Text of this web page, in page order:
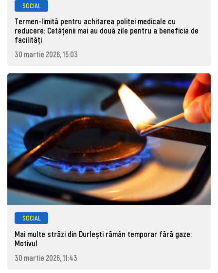
SOCIAL
Termen-limită pentru achitarea poliței medicale cu
reducere: Cetățenii mai au două zile pentru a beneficia de
facilități
30 martie 2026, 15:03
SOCIAL
Mai multe străzi din Durlești rămân temporar fără gaze:
Motivul
30 martie 2026, 11:43